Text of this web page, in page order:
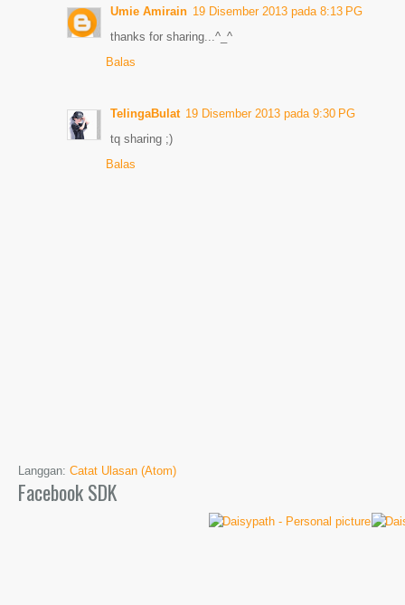
Umie Amirain 19 Disember 2013 pada 8:13 PG
thanks for sharing...^_^
Balas
TelingaBulat 19 Disember 2013 pada 9:30 PG
tq sharing ;)
Balas
Langgan: Catat Ulasan (Atom)
Facebook SDK